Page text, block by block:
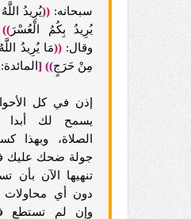
سبحانه:((يُرِيدُ
يُرِيدُ بِكُمُ الْعُسْرَ))
وقال:((مَا يُرِيدُ
مِنْ حَرَجٍ))
[ المائدة:6
إذن في كل
يسمح لك أبدا
الصلاة، وبهذا
جولة ضحك عليك
تنهيها الآن بأن
دون أي محاولات
وإن لم تستطع